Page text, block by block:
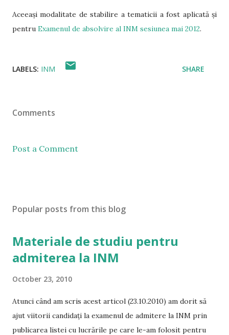
Aceeași modalitate de stabilire a tematicii a fost aplicată și
pentru Examenul de absolvire al INM sesiunea mai 2012.
LABELS: INM SHARE
Comments
Post a Comment
Popular posts from this blog
Materiale de studiu pentru
admiterea la INM
October 23, 2010
Atunci când am scris acest articol (23.10.2010) am dorit să
ajut viitorii candidați la examenul de admitere la INM prin
publicarea listei cu lucrările pe care le-am folosit pentru